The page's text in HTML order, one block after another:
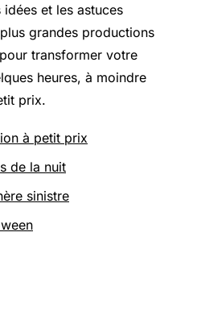
et les astuces
grandes productions
transformer votre
heures, à moindre
prix.
à petit prix
de la nuit
sinistre